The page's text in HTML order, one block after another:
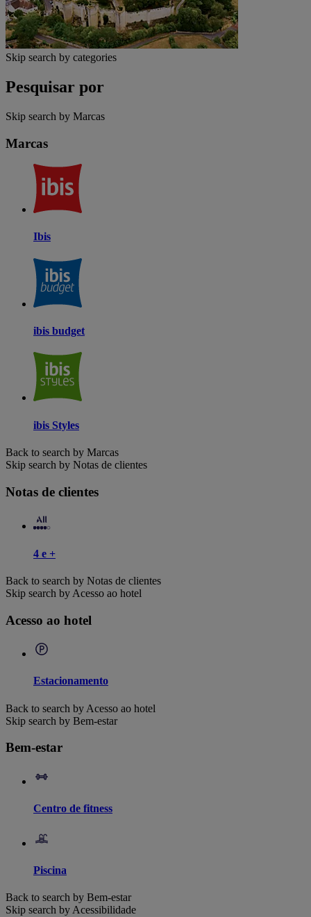
Skip search by categories
Pesquisar por
Skip search by Marcas
Marcas
Ibis
ibis budget
ibis Styles
Back to search by Marcas
Skip search by Notas de clientes
Notas de clientes
4 e +
Back to search by Notas de clientes
Skip search by Acesso ao hotel
Acesso ao hotel
Estacionamento
Back to search by Acesso ao hotel
Skip search by Bem-estar
Bem-estar
Centro de fitness
Piscina
Back to search by Bem-estar
Skip search by Acessibilidade